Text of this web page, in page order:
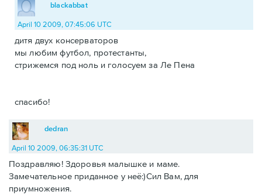
blackabbat
April 10 2009, 07:45:06 UTC
дитя двух консерваторов
мы любим футбол, протестанты,
стрижемся под ноль и голосуем за Ле Пена
спасибо!
dedran
April 10 2009, 06:35:31 UTC
Поздравляю! Здоровья малышке и маме.
Замечательное приданное у неё:)Сил Вам, для
приумножения.